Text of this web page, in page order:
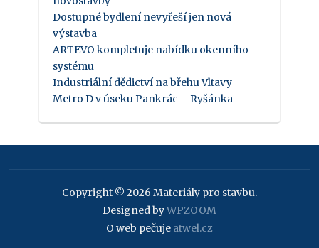
Dostupné bydlení nevyřeší jen nová
výstavba
ARTEVO kompletuje nabídku okenního
systému
Industriální dědictví na břehu Vltavy
Metro D v úseku Pankrác – Ryšánka
Copyright © 2026 Materiály pro stavbu.
Designed byWPZOOM
O web pečuje atwel.cz